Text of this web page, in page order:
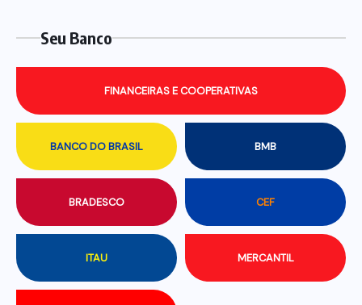
Seu Banco
BANCO DO BRASIL BMB
BRADESCO CEF
FINANCEIRAS E COOPERATIVAS
ITAU MERCANTIL